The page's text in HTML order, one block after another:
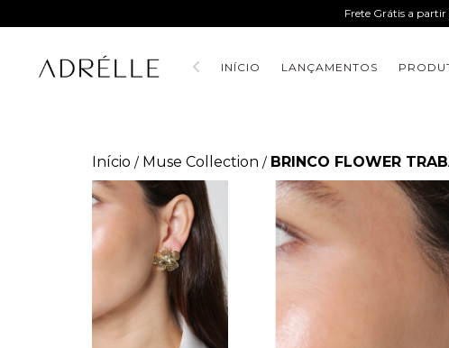
Frete Grátis a partir
INÍCIO LANÇAMENTOS
Início / Muse Collection / BRINCO FLOWER